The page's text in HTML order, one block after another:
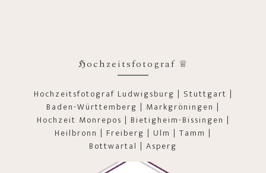
ℌochzeitsfotograf ♕
Hochzeitsfotograf Ludwigsburg | Stuttgart |
Baden-Württemberg | Markgröningen |
Hochzeit Monrepos | Bietigheim-Bissingen |
Heilbronn | Freiberg | Ulm | Tamm |
Bottwartal | Asperg